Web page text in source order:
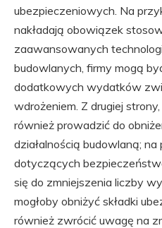
ubezpieczeniowych. Na
nakładają obowiązek
zaawansowanych
budowlanych, firmy mogą
dodatkowych wydatków
wdrożeniem. Z drugiej
również prowadzić do
działalnością budowlaną;
dotyczących
się do zmniejszenia liczby
mogłoby obniżyć składki
również zwrócić uwagę na